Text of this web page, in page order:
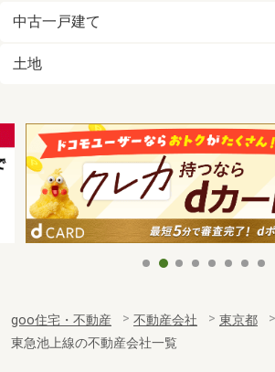
中古一戸建て
土地
goo住宅・不動産 不動産会社 東京都
東急池上線の不動産会社一覧